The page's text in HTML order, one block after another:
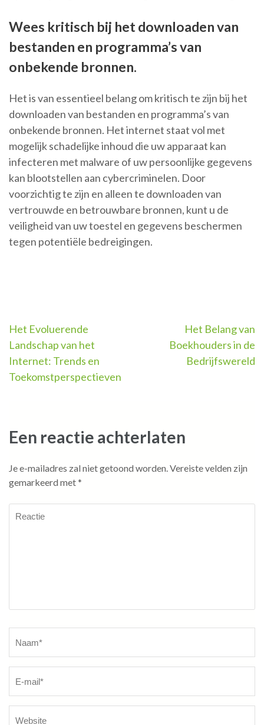
Wees kritisch bij het downloaden van
bestanden en programma’s van
onbekende bronnen.
Het is van essentieel belang om kritisch te zijn bij het
downloaden van bestanden en programma’s van
onbekende bronnen. Het internet staat vol met
mogelijk schadelijke inhoud die uw apparaat kan
infecteren met malware of uw persoonlijke gegevens
kan blootstellen aan cybercriminelen. Door
voorzichtig te zijn en alleen te downloaden van
vertrouwde en betrouwbare bronnen, kunt u de
veiligheid van uw toestel en gegevens beschermen
tegen potentiële bedreigingen.
Berichtnavigatie
Het Evoluerende
Landschap van het
Internet: Trends en
Toekomstperspectieven
Het Belang van
Boekhouders in de
Bedrijfswereld
Een reactie achterlaten
Je e-mailadres zal niet getoond worden.Vereiste velden zijn
gemarkeerd met*